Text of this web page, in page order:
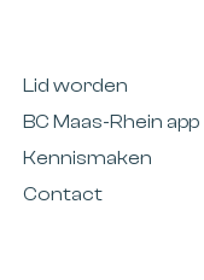
Lid worden
BC Maas-Rhein app
Kennismaken
Contact